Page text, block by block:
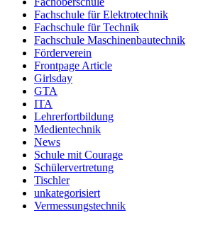
Fachschule für Elektrotechnik
Fachschule für Technik
Fachschule Maschinenbautechnik
Förderverein
Frontpage Article
Girlsday
GTA
ITA
Lehrerfortbildung
Medientechnik
News
Schule mit Courage
Schülervertretung
Tischler
unkategorisiert
Vermessungstechnik